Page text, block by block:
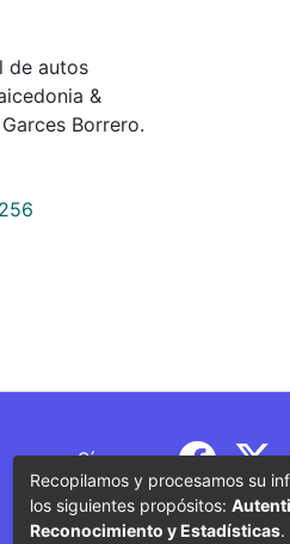
de autos
&
Borrero.
Síguenos
Recopilamos y procesamos su
los siguientes propósitos:
Reconocimiento y Estadísticas.